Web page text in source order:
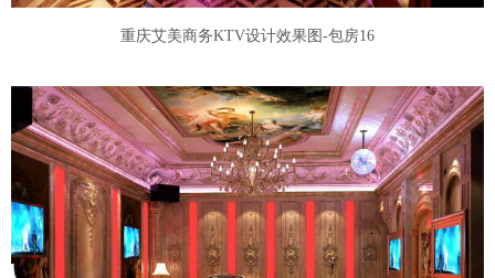
重庆艾美商务KTV设计效果图-包房16